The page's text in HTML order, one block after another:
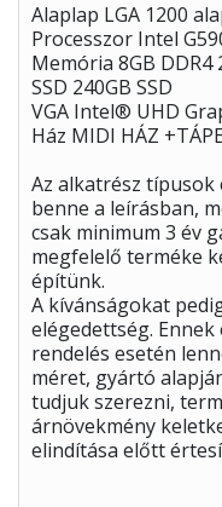
Alaplap LGA 1200
Processzor Intel
Memória 8GB DDR4
SSD 240GB SSD
VGA Intel® UHD
Ház MIDI HÁZ
Az alkatrész típusok
benne a leírásban,
csak minimum 3 év
megfelelő terméke
építünk.
A kívánságokat
elégedettség.
rendelés esetén
méret, gyártó
tudjuk szerezni,
árnövekmény
elindítása előtt